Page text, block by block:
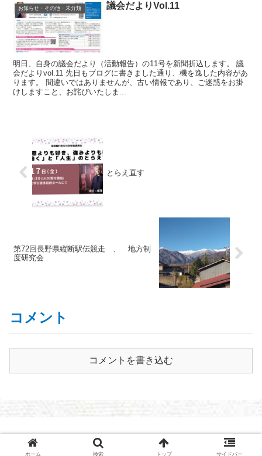
お知らせ・その他・未分類 議会だよりVol.11
明日、自身の議会だより（活動報告）の11号を新聞折込します。 議
会だよりvol.11 先日もブログに書きました通り、機を逸した内容があ
ります。 間違いではありませんが、古い情報であり、ご迷惑をお掛
けしますこと、お詫びいたしま...
とらえ直す
第72回長野県縦断駅伝競走 、 地方制
度研究会
コメント
コメントを書き込む
© 2021 長野県議会議員 まさやす日記～清水まさやすOFFICIAL
ホーム 検索 トップ サイドバー